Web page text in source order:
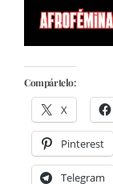
Compártelo:
X
Pinterest
Telegram